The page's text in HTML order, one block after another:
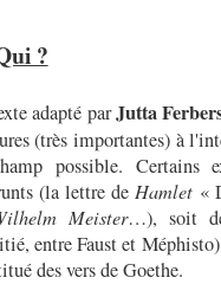
?
adapté parJutta
(très importantes) à
possible. Certains
(la lettre deHamlet «
Meister…), soit
entre Faust et
des vers de Goethe.